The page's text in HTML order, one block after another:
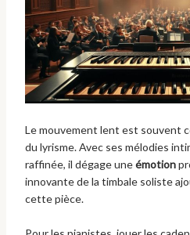
Le mouvement lent est souvent
du lyrisme. Avec ses mélodies
raffinée, il dégage uneémotion
innovante de la timbale soliste
cette pièce.